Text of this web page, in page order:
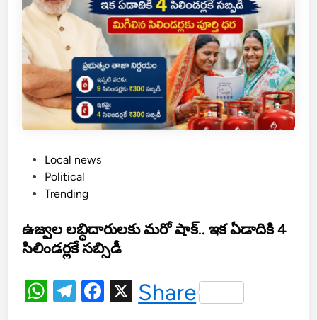
మా
నా
శ్ర
యం
కీ
ల
కం
:
స
ర్పా
e
d
n
Local news
Political
Trending
ఉజ్వల లబ్ధిదారులకు మరో షాక్.. ఇక ఏడాదికి 4
సిలిండర్లకే సబ్సిడీ
W T
F
X
Share